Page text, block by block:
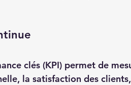
clés (KPI) permet de
la satisfaction des